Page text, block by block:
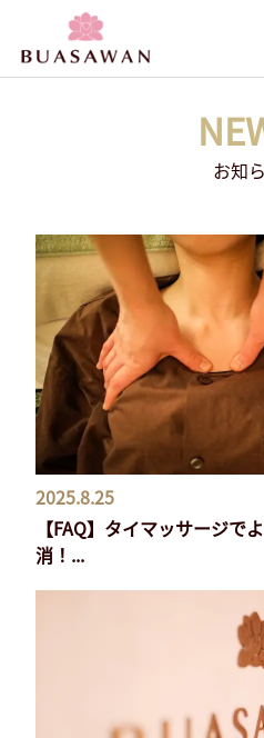
お知
2025.8.25
【FAQ】タイマッサージで
消！...